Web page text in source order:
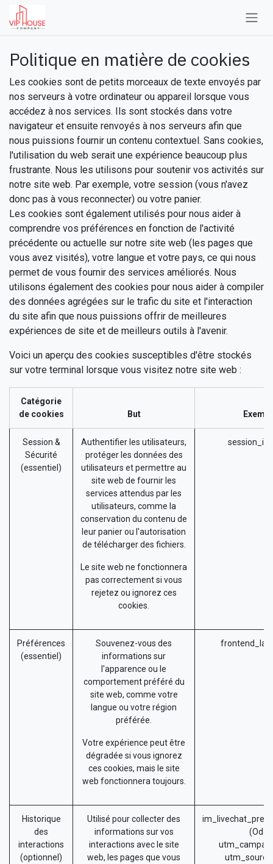
Se rendre au contenu
Politique en matière de cookies
Les cookies sont de petits morceaux de texte envoyés par
nos serveurs à votre ordinateur ou appareil lorsque vous
accédez à nos services. Ils sont stockés dans votre
navigateur et ensuite renvoyés à nos serveurs afin que
nous puissions fournir un contenu contextuel. Sans cookies,
l'utilisation du web serait une expérience beaucoup plus
frustrante. Nous les utilisons pour soutenir vos activités sur
notre site web. Par exemple, votre session (vous n'avez
donc pas à vous reconnecter) ou votre panier.
Les cookies sont également utilisés pour nous aider à
comprendre vos préférences en fonction de l'activité
précédente ou actuelle sur notre site web (les pages que
vous avez visités), votre langue et votre pays, ce qui nous
permet de vous fournir des services améliorés. Nous
utilisons également des cookies pour nous aider à compiler
des données agrégées sur le trafic du site et l'interaction
du site afin que nous puissions offrir de meilleures
expériences de site et de meilleurs outils à l'avenir.
Voici un aperçu des cookies susceptibles d'être stockés
sur votre terminal lorsque vous visitez notre site web :
Catégorie
de cookies
But
Session &
Sécurité
(essentiel)
Authentifier les utilisateurs,
protéger les données des
utilisateurs et permettre au
site web de fournir les
services attendus par les
utilisateurs, comme la
conservation du contenu de
leur panier ou l'autorisation
de télécharger des fichiers.
Le site web ne fonctionnera
pas correctement si vous
rejetez ou ignorez ces
cookies.
session_id
Préférences
(essentiel)
Souvenez-vous des
informations sur
l'apparence ou le
comportement préféré du
site web, comme votre
langue ou votre région
préférée.
Votre expérience peut être
dégradée si vous ignorez
ces cookies, mais le site
web fonctionnera toujours.
Historique
des
interactions
(optionnel)
Utilisé pour collecter des
informations sur vos
interactions avec le site
web, les pages que vous
utm_source